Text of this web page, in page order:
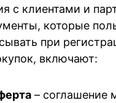
с клиентами и
которые
при
включают:
– соглашение